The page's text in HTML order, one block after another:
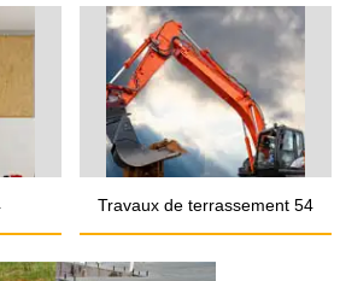
Travaux de terrassement 54